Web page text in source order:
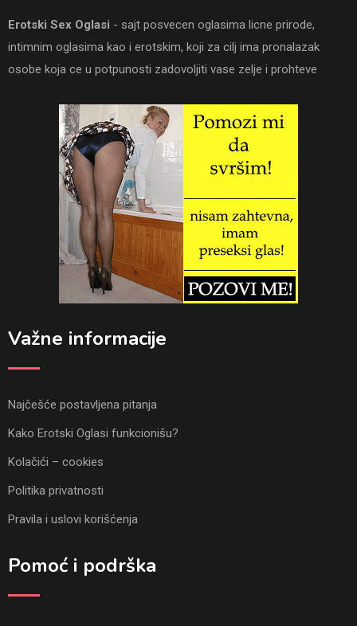
Erotski Sex Oglasi - sajt posvecen oglasima licne prirode,
intimnim oglasima kao i erotskim, koji za cilj ima pronalazak
osobe koja ce u potpunosti zadovoljiti vase zelje i prohteve
Važne informacije
Najčešće postavljena pitanja
Kako Erotski Oglasi funkcionišu?
Kolačići – cookies
Politika privatnosti
Pravila i uslovi korišćenja
Pomoć i podrška